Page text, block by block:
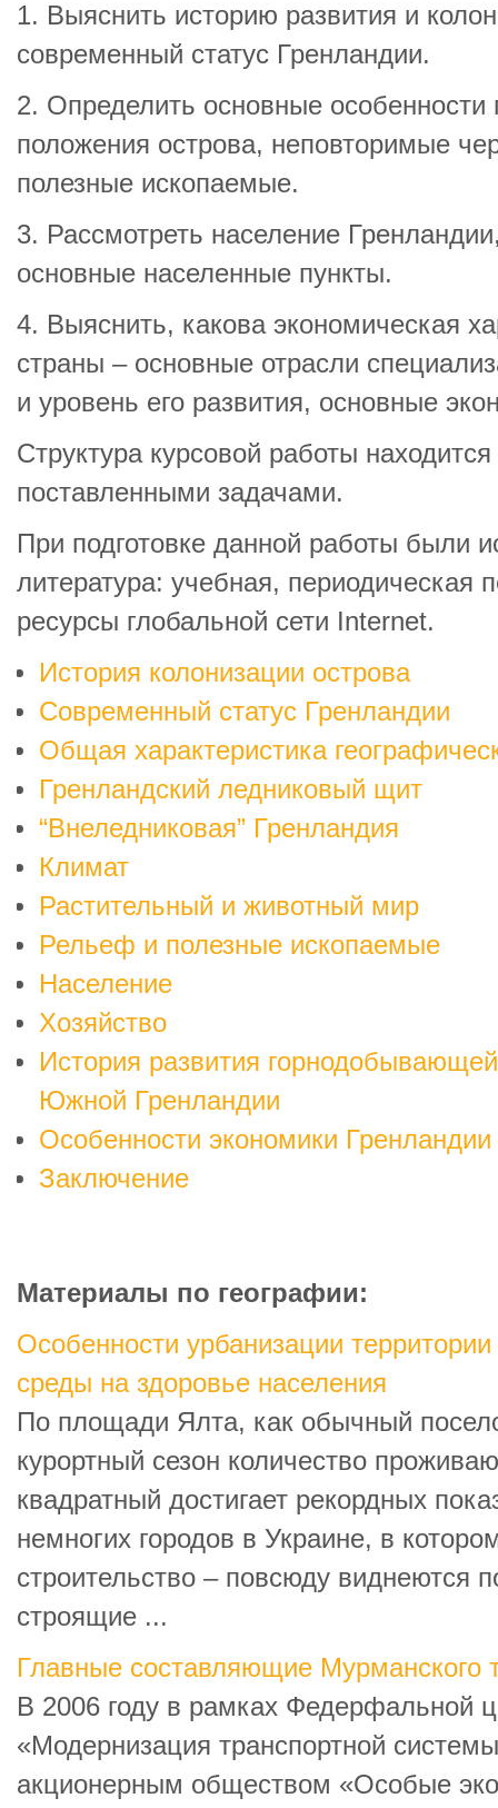
1. Выяснить историю развития и
современный статус Гренландии.
2. Определить основные особенности
положения острова, неповторимые
полезные ископаемые.
3. Рассмотреть население
основные населенные пункты.
4. Выяснить, какова экономическая
страны – основные отрасли
и уровень его развития, основные
Структура курсовой работы находится
поставленными задачами.
При подготовке данной работы были
литература: учебная, периодическая
ресурсы глобальной сети Internet.
История колонизации острова
Современный статус Гренландии
Общая характеристика
Гренландский ледниковый щит
“Внеледниковая” Гренландия
Климат
Растительный и животный мир
Рельеф и полезные ископаемые
Население
Хозяйство
История развития
Южной Гренландии
Особенности экономики Гренландии
Заключение
Материалы по географии:
Особенности урбанизации территории
среды на здоровье населения
По площади Ялта, как обычный
курортный сезон количество
квадратный достигает рекордных
немногих городов в Украине, в
строительство – повсюду виднеются
строящие ...
Главные составляющие Мурманского
В 2006 году в рамках Федерфальной
«Модернизация транспортной
акционерным обществом «Особые